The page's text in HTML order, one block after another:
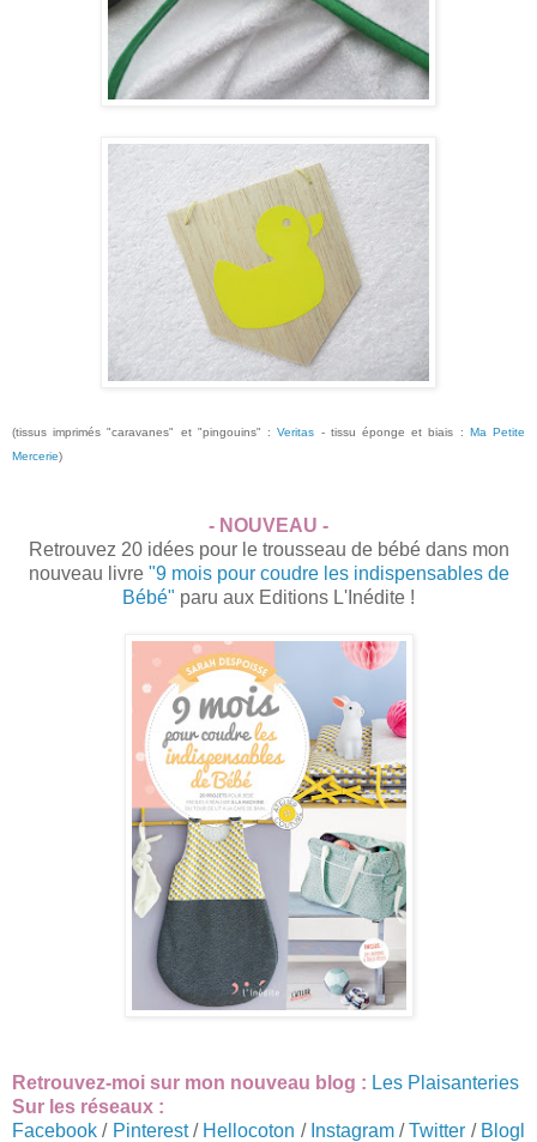
(tissus imprimés "caravanes" et "pingouins" :Veritas - tissu éponge et biais : Ma Petite
Mercerie)
- NOUVEAU -
Retrouvez 20 idées pour le trousseau de bébé dans mon
nouveau livre "9 mois pour coudre les indispensables de
Bébé" paru aux Editions L'Inédite !
Retrouvez-moi sur mon nouveau blog : Les Plaisanteries
Sur les réseaux :
Facebook / Pinterest/ Hellocoton / Instagram/Twitter / Blogl